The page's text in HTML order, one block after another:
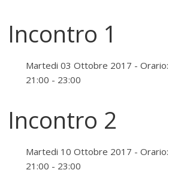
Incontro 1
Martedi 03 Ottobre 2017 - Orario:
21:00 - 23:00
Incontro 2
Martedi 10 Ottobre 2017 - Orario:
21:00 - 23:00